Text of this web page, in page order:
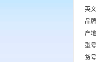
英
品
产
型
货